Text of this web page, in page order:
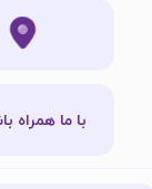
با ما همراه